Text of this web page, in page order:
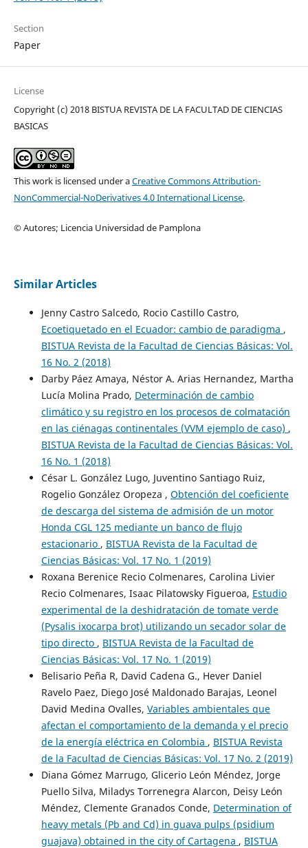
Section
Paper
License
Copyright (c) 2018 BISTUA REVISTA DE LA FACULTAD DE CIENCIAS
BASICAS
This work is licensed under aCreative Commons Attribution-
NonCommercial-NoDerivatives 4.0 International License.
© Autores; Licencia Universidad de Pamplona
Similar Articles
Jenny Castro Salcedo, Rocio Castillo Castro,
Ecoetiquetado en el Ecuador: cambio de paradigma ,
BISTUA Revista de la Facultad de Ciencias Básicas: Vol.
16 No. 2 (2018)
Darby Páez Amaya, Néstor A. Arias Hernandez, Martha
Lucía Molina Prado, Determinación de cambio
climático y su registro en los procesos de colmatación
en las ciénagas continentales (VVM ejemplo de caso) ,
BISTUA Revista de la Facultad de Ciencias Básicas: Vol.
16 No. 1 (2018)
César L. González Lugo, Juventino Santiago Ruiz,
Rogelio González Oropeza , Obtención del coeficiente
de descarga del sistema de admisión de un motor
Honda CGL 125 mediante un banco de flujo
estacionario , BISTUA Revista de la Facultad de
Ciencias Básicas: Vol. 17 No. 1 (2019)
Roxana Berenice Recio Colmenares, Carolina Livier
Recio Colmenares, Isaac Pilatowsky Figueroa, Estudio
experimental de la deshidratación de tomate verde
(Pysalis ixocarpa brot) utilizando un secador solar de
tipo directo , BISTUA Revista de la Facultad de
Ciencias Básicas: Vol. 17 No. 1 (2019)
Belisario Peña R, David Cadena G., Hever Daniel
Ravelo Paez, Diego José Maldonado Barajas, Leonel
David Medina Ovalles, Variables ambientales que
afectan el comportamiento de la demanda y el precio
de la energía eléctrica en Colombia , BISTUA Revista
de la Facultad de Ciencias Básicas: Vol. 17 No. 2 (2019)
Diana Gómez Marrugo, Glicerio León Méndez, Jorge
Puello Silva, Miladys Torrenegra Alarcon, Deisy León
Méndez, Clemente Granados Conde, Determination of
heavy metals (Pb and Cd) in guava pulps (psidium
guajava) obtained in the city of Cartagena , BISTUA